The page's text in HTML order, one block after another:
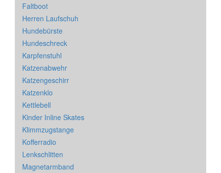
Faltboot
Herren Laufschuh
Hundebürste
Hundeschreck
Karpfenstuhl
Katzenabwehr
Katzengeschirr
Katzenklo
Kettlebell
Kinder Inline Skates
Klimmzugstange
Kofferradio
Lenkschlitten
Magnetarmband